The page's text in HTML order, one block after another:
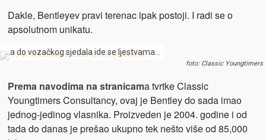
Dakle, Bentleyev pravi terenac ipak postoji. I radi se o
apsolutnom unikatu.
…a do vozačkog sjedala ide se ljestvama…
foto: Classic Youngtimers
Prema navodima na stranicama tvrtke Classic
Youngtimers Consultancy, ovaj je Bentley do sada imao
jednog-jedinog vlasnika. Proizveden je 2004. godine i od
tada do danas je prešao ukupno tek nešto više od 85,000